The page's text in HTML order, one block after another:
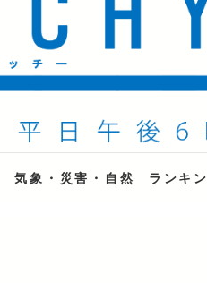
気象・災害・自然 ランキ